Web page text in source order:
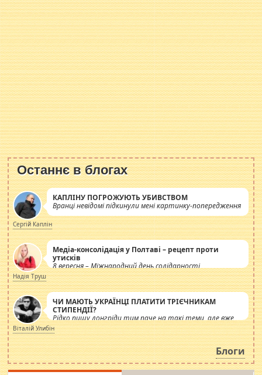
Останнє в блогах
КАПЛІНУ ПОГРОЖУЮТЬ УБИВСТВОМ
Вранці невідомі підкинули мені картинку-попередження
Сергій Каплін
Медіа-консолідація у Полтаві – рецепт проти
утисків
8 вересня – Міжнародний день солідарності
журналістів.
Надія Труш
ЧИ МАЮТЬ УКРАЇНЦІ ПЛАТИТИ ТРІЄЧНИКАМ
СТИПЕНДІЇ?
Рідко пишу лонгріди тим паче на такі теми, але вже
просто дістало! Обурюють сьогоднішні інсенуації
навколо стипендіального питання. Штучно
роздувається ще одна соціальна катастрофа.
Віталій Улибін
Блоги